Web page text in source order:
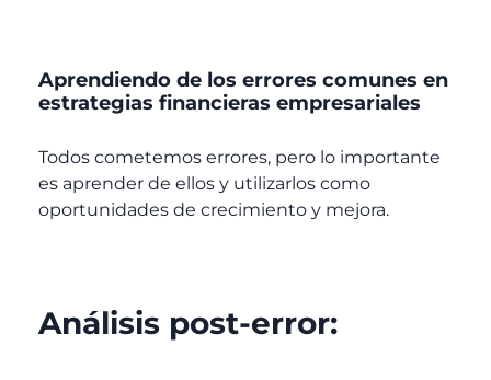
Aprendiendo de los errores comunes en
estrategias financieras empresariales
Todos cometemos errores, pero lo importante
es aprender de ellos y utilizarlos como
oportunidades de crecimiento y mejora.
Análisis post-error: